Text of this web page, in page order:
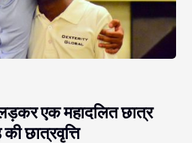
एक महादलित छात्र
छात्रवृत्ति